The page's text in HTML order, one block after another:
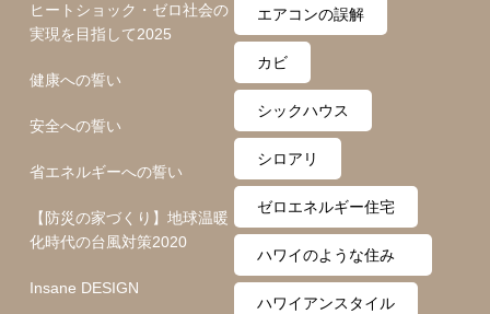
ヒートショック・ゼロ社会の
実現を目指して2025
健康への誓い
安全への誓い
省エネルギーへの誓い
【防災の家づくり】地球温暖
化時代の台風対策2020
Insane DESIGN
エアコンの誤解
カビ
シックハウス
シロアリ
ゼロエネルギー住宅
ハワイのような住み
心地
ハワイアンスタイル